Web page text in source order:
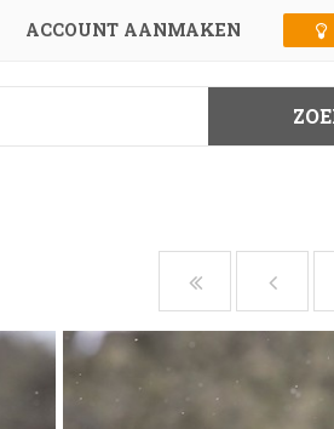
ACCOUNT AANMAKEN